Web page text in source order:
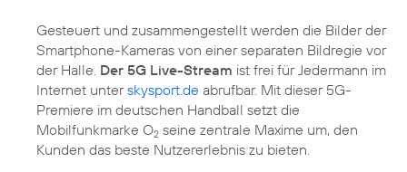
Gesteuert und zusammengestellt werden die Bilder der
Smartphone-Kameras von einer separaten Bildregie vor
der Halle. Der 5G Live-Stream ist frei für Jedermann im
Internet unterskysport.de abrufbar. Mit dieser 5G-
Premiere im deutschen Handball setzt die
Mobilfunkmarke O2 seine zentrale Maxime um, den
Kunden das beste Nutzererlebnis zu bieten.